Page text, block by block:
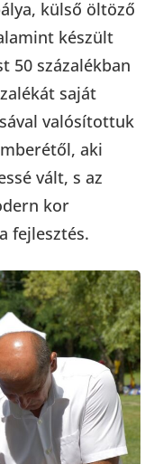
külső öltöző
készült
50 százalékban
saját
valósítottuk
aki
vált, s az
kor
fejlesztés.